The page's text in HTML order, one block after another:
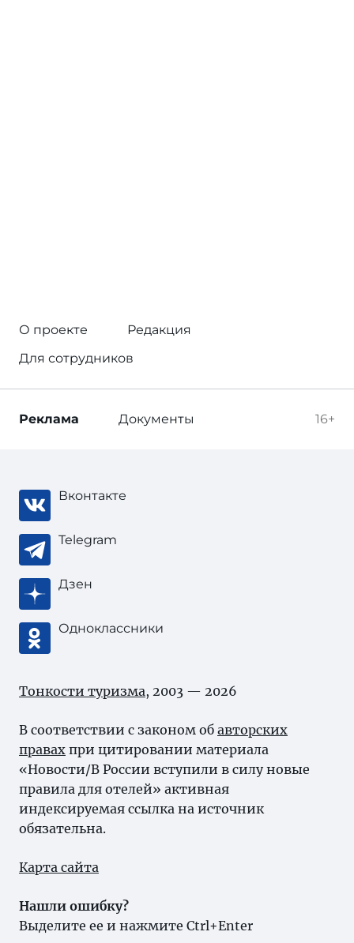
О проекте
Редакция
Для сотрудников
16+
Реклама Документы
Вконтакте
Telegram
Дзен
Одноклассники
Тонкости туризма, 2003 — 2026
В соответствии с законом об авторских
правах при цитировании материала
«Новости/В России вступили в силу новые
правила для отелей» активная
индексируемая ссылка на источник
обязательна.
Карта сайта
Нашли ошибку?
Выделите ее и нажмите Ctrl+Enter